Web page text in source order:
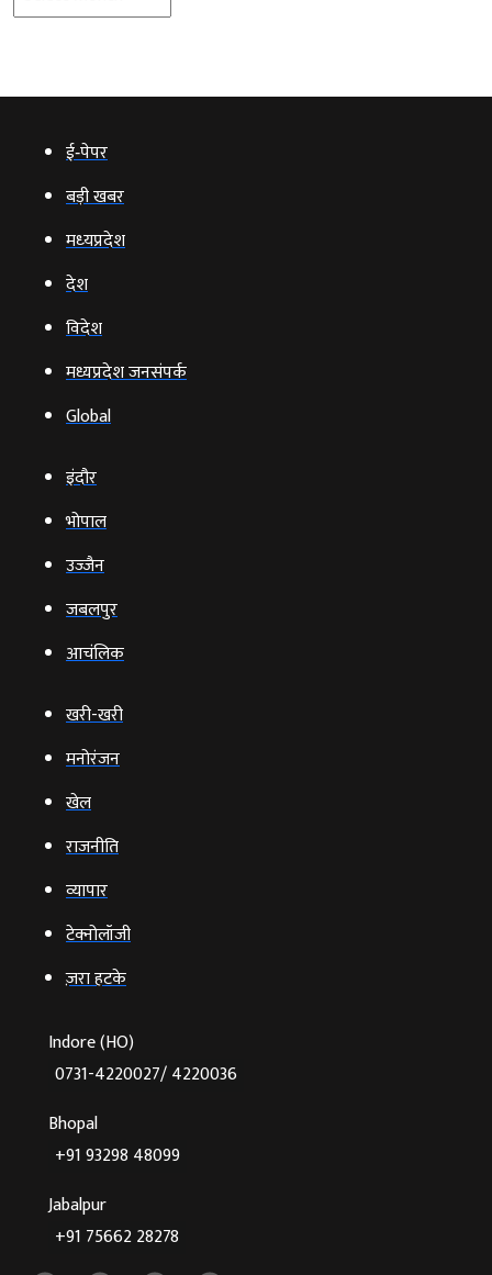
ई‑पेपर
बड़ी खबर
मध्‍यप्रदेश
देश
विदेश
मध्यप्रदेश जनसंपर्क
Global
इंदौर
भोपाल
उज्‍जैन
जबलपुर
आचंलिक
खरी-खरी
मनोरंजन
खेल
राजनीति
व्‍यापार
टेक्‍नोलॉजी
ज़रा हटके
Indore (HO)
0731-4220027/ 4220036
Bhopal
+91 93298 48099
Jabalpur
+91 75662 28278